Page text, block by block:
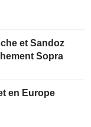
et Sandoz
Sopra
en Europe